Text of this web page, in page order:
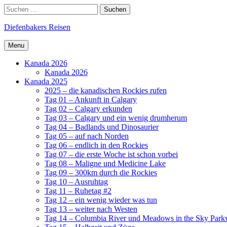
Skip
to
content
Search
Suchen
nach:
Diefenbakers Reisen
Menu
Kanada 2026
Kanada 2026
Kanada 2025
2025 – die kanadischen Rockies rufen
Tag 01 – Ankunft in Calgary
Tag 02 – Calgary erkunden
Tag 03 – Calgary und ein wenig drumherum
Tag 04 – Badlands und Dinosaurier
Tag 05 – auf nach Norden
Tag 06 – endlich in den Rockies
Tag 07 – die erste Woche ist schon vorbei
Tag 08 – Maligne und Medicine Lake
Tag 09 – 300km durch die Rockies
Tag 10 – Ausruhtag
Tag 11 – Ruhetag #2
Tag 12 – ein wenig wieder was tun
Tag 13 – weiter nach Westen
Tag 14 – Columbia River und Meadows in the Sky